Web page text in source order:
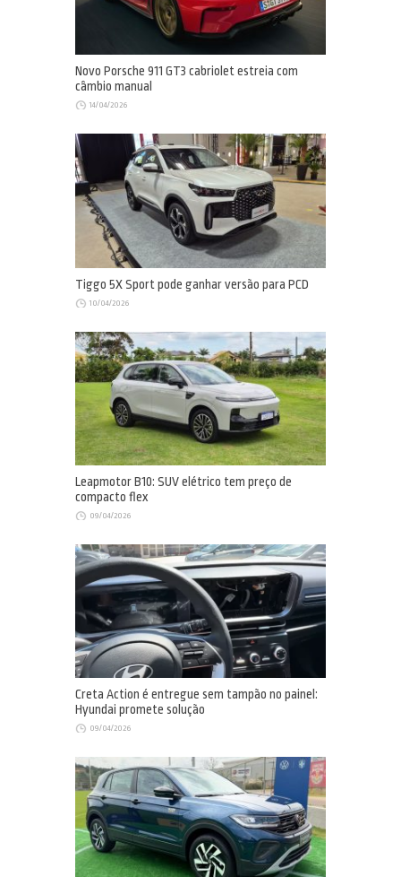
Novo Porsche 911 GT3 cabriolet estreia com
câmbio manual
14/04/2026
Tiggo 5X Sport pode ganhar versão para PCD
10/04/2026
Leapmotor B10: SUV elétrico tem preço de
compacto flex
09/04/2026
Creta Action é entregue sem tampão no painel:
Hyundai promete solução
09/04/2026